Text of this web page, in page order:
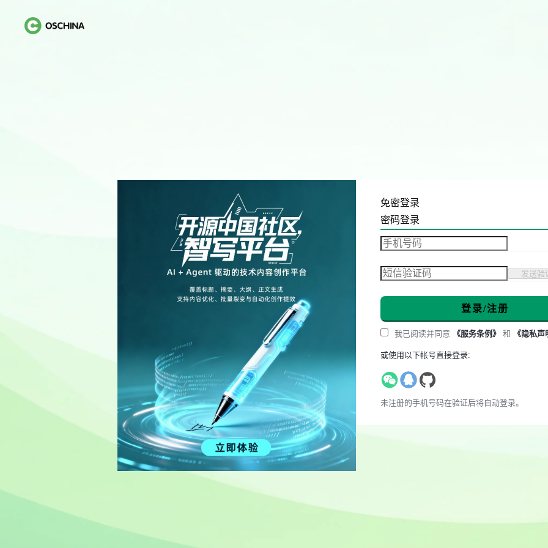
免密登录
密码登录
发送验
登录/注册
我已阅读并同意 《服务条例》 和 《隐私声
或使用以下帐号直接登录:
未注册的手机号码在验证后将自动登录。